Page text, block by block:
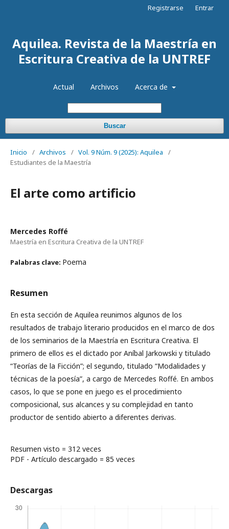
Aquilea. Revista de la Maestría en
Escritura Creativa de la UNTREF
Actual Archivos Acerca de
Buscar
Registrarse Entrar
Inicio / Archivos / Vol. 9 Núm. 9 (2025): Aquilea
/
Estudiantes de la Maestría
El arte como artificio
Mercedes Roffé
Maestría en Escritura Creativa de la UNTREF
Palabras clave: Poema
Resumen
En esta sección de Aquilea reunimos algunos de los
resultados de trabajo literario producidos en el marco de dos
de los seminarios de la Maestría en Escritura Creativa. El
primero de ellos es el dictado por Aníbal Jarkowski y titulado
“Teorías de la Ficción”; el segundo, titulado “Modalidades y
técnicas de la poesía”, a cargo de Mercedes Roffé. En ambos
casos, lo que se pone en juego es el procedimiento
composicional, sus alcances y su complejidad en tanto
productor de sentido abierto a diferentes derivas.
Resumen visto = 312 veces
PDF - Artículo descargado = 85 veces
Descargas